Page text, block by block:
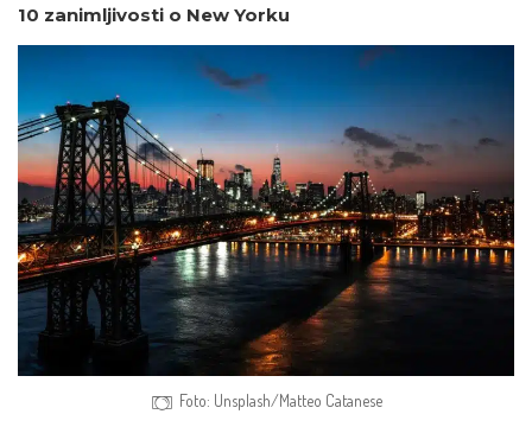
10 zanimljivosti o New Yorku
Foto: Unsplash/Matteo Catanese